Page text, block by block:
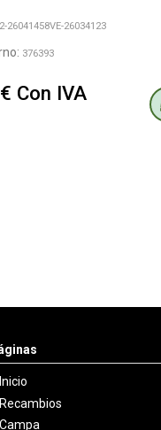
26041458VE-26034123
376393
Con IVA
Inicio
Recambios
Campa